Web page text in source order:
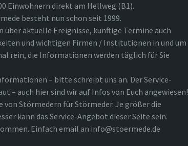
Einwohnern direkt am Hellweg (B1).
besteht nun schon seit 1999.
aktuelle Ereignisse, künftige Termine auch
und wichtigen Firmen / Institutionen in und um
rein, die Informationen werden täglich für Sie
– bitte schreibt uns an. Der Service-
– auch hier sind wir auf Infos von Euch angewiesen!
Störmedern für Störmeder. Je größer die
kann das Service-Angebot dieser Seite sein.
Einfach email an info@stoermede.de